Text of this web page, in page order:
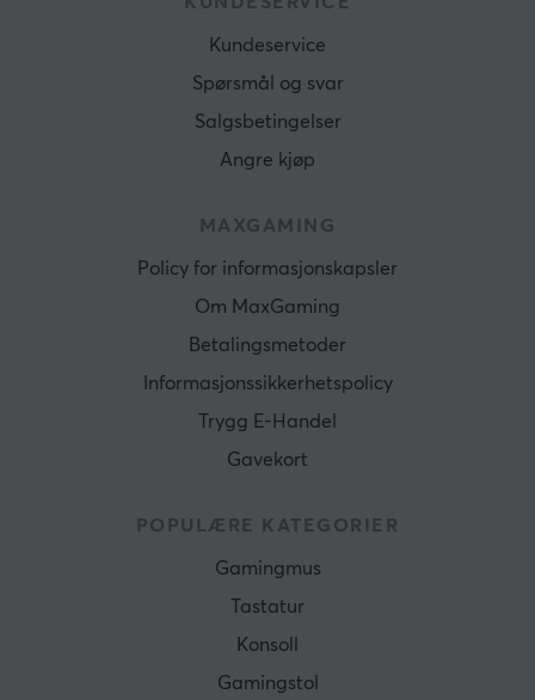
Kundeservice
Spørsmål og svar
Salgsbetingelser
Angre kjøp
MAXGAMING
Policy for informasjonskapsler
Om MaxGaming
Betalingsmetoder
Informasjonssikkerhetspolicy
Trygg E-Handel
Gavekort
POPULÆRE KATEGORIER
Gamingmus
Tastatur
Konsoll
Gamingstol